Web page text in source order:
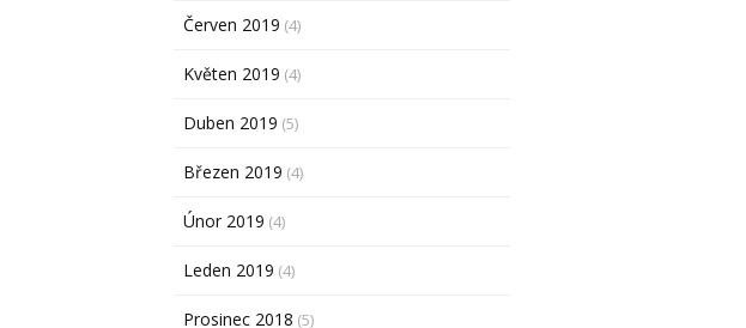
Červen 2019 (4)
Květen 2019 (4)
Duben 2019 (5)
Březen 2019 (4)
Únor 2019 (4)
Leden 2019 (4)
Prosinec 2018 (5)